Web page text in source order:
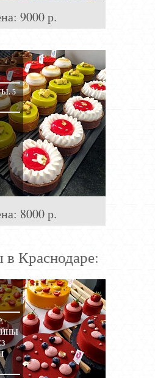
9000 р.
5
8000 р.
Краснодаре: